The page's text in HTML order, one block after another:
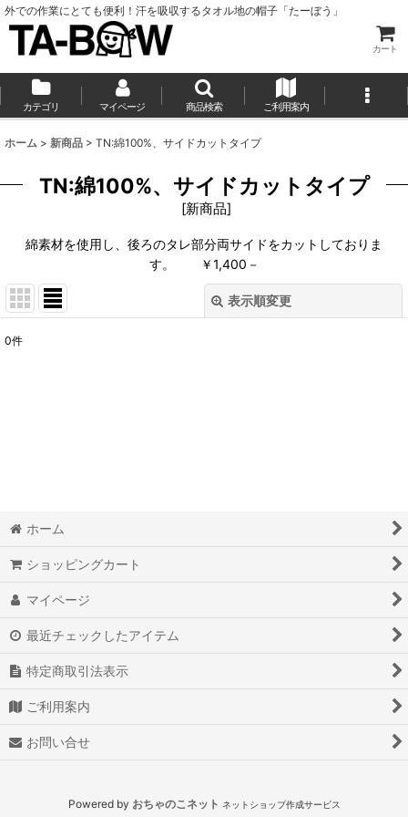
外での作業にとても便利！汗を吸収するタオル地の帽子「たーぼう」
カート
カテゴリ マイページ 商品検索 ご利用案内
ホーム > 新商品 > TN:綿100%、サイドカットタイプ
TN:綿100%、サイドカットタイプ
[新商品]
綿素材を使用し、後ろのタレ部分両サイドをカットしておりま
す。 ￥1,400－
表示順変更
0件
ホーム
ショッピングカート
マイページ
最近チェックしたアイテム
特定商取引法表示
ご利用案内
お問い合せ
Powered by おちゃのこネット ネットショップ作成サービス